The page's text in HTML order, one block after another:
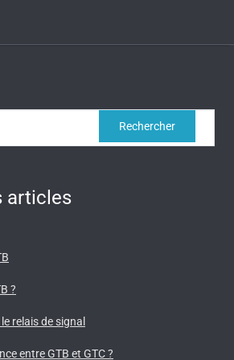
articles
?
relais de signal
entre GTB et GTC ?